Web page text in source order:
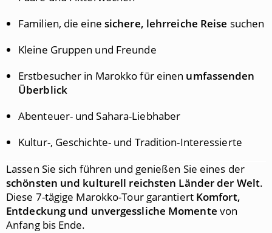
Familien, die eine sichere, lehrreiche Reise suchen
Kleine Gruppen und Freunde
Erstbesucher in Marokko für einen umfassenden
Überblick
Abenteuer- und Sahara-Liebhaber
Kultur-, Geschichte- und Tradition-Interessierte
Lassen Sie sich führen und genießen Sie eines der
schönsten und kulturell reichsten Länder der Welt.
Diese 7-tägige Marokko-Tour garantiert Komfort,
Entdeckung und unvergessliche Momente von
Anfang bis Ende.